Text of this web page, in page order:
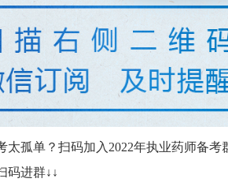
太孤单？扫码加入2022年执业药师备
码进群↓↓